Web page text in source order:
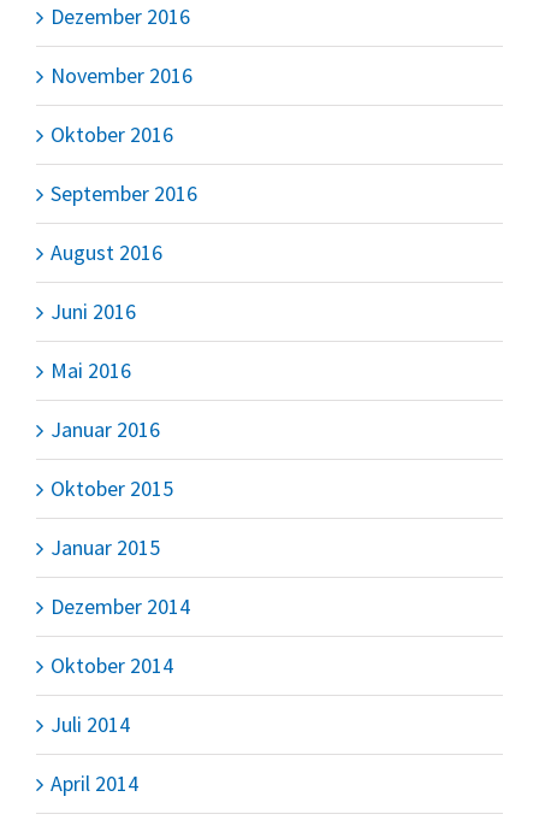
Dezember 2016
November 2016
Oktober 2016
September 2016
August 2016
Juni 2016
Mai 2016
Januar 2016
Oktober 2015
Januar 2015
Dezember 2014
Oktober 2014
Juli 2014
April 2014